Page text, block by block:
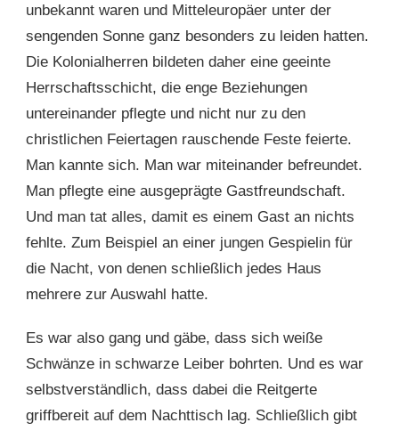
unbekannt waren und Mitteleuropäer unter der
sengenden Sonne ganz besonders zu leiden hatten.
Die Kolonialherren bildeten daher eine geeinte
Herrschaftsschicht, die enge Beziehungen
untereinander pflegte und nicht nur zu den
christlichen Feiertagen rauschende Feste feierte.
Man kannte sich. Man war miteinander befreundet.
Man pflegte eine ausgeprägte Gastfreundschaft.
Und man tat alles, damit es einem Gast an nichts
fehlte. Zum Beispiel an einer jungen Gespielin für
die Nacht, von denen schließlich jedes Haus
mehrere zur Auswahl hatte.
Es war also gang und gäbe, dass sich weiße
Schwänze in schwarze Leiber bohrten. Und es war
selbstverständlich, dass dabei die Reitgerte
griffbereit auf dem Nachttisch lag. Schließlich gibt